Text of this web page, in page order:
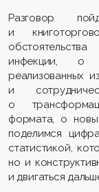
Разговор
и
инфекции, о
реализованных
и
о
формата, о
поделимся
статистикой,
но и
и двигаться